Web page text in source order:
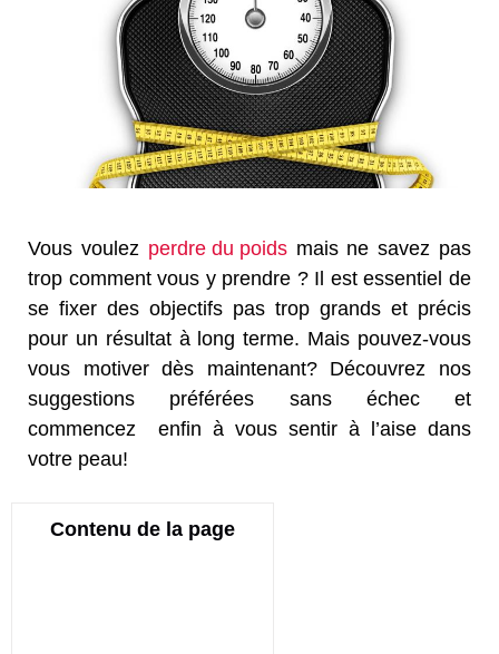
Vous voulez perdre du poidsmais ne savez pas
trop comment vous y prendre ? Il est essentiel de
se fixer des objectifs pas trop grands et précis
pour un résultat à long terme. Mais pouvez-vous
vous motiver dès maintenant? Découvrez nos
suggestions préférées sans échec et
commencez enfin à vous sentir à l’aise dans
votre peau!
Contenu de la page